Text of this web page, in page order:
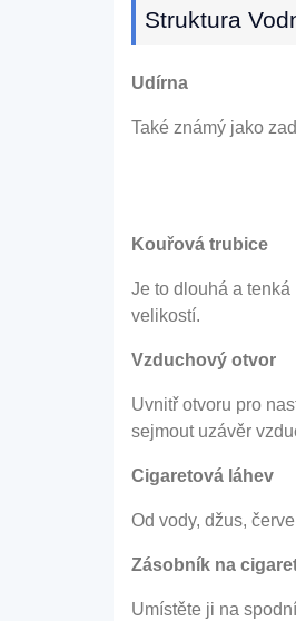
Struktura
Udírna
Také známý jako
Kouřová trubice
Je to dlouhá a
velikostí.
Vzduchový otvor
Uvnitř otvoru pro
sejmout uzávěr
Cigaretová láhev
Od vody, džus,
Zásobník na
Umístěte ji na